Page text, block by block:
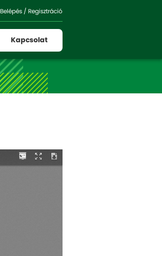
Belépés / Regisztráció
Kapcsolat